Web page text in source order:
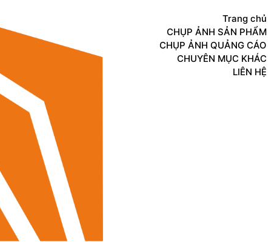
Trang chủ
CHỤP ẢNH SẢN PHẨM
CHỤP ẢNH QUẢNG CÁO
CHUYÊN MỤC KHÁC
LIÊN HỆ